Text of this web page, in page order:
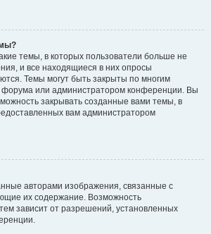
темы, в которых пользователи больше не
и все находящиеся в них опросы
Темы могут быть закрыты по многим
или администратором конференции. Вы
закрывать созданные вами темы, в
вам администратором
авторами изображения, связанные с
их содержание. Возможность
зависит от разрешений, установленных